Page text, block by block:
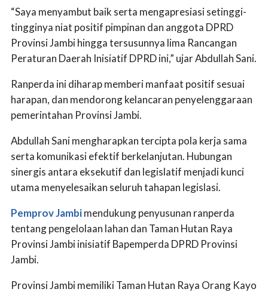
“Saya menyambut baik serta mengapresiasi setinggi-
tingginya niat positif pimpinan dan anggota DPRD
Provinsi Jambi hingga tersusunnya lima Rancangan
Peraturan Daerah Inisiatif DPRD ini,” ujar Abdullah Sani.
Ranperda ini diharap memberi manfaat positif sesuai
harapan, dan mendorong kelancaran penyelenggaraan
pemerintahan Provinsi Jambi.
Abdullah Sani mengharapkan tercipta pola kerja sama
serta komunikasi efektif berkelanjutan. Hubungan
sinergis antara eksekutif dan legislatif menjadi kunci
utama menyelesaikan seluruh tahapan legislasi.
Pemprov Jambimendukung penyusunan ranperda
tentang pengelolaan lahan dan Taman Hutan Raya
Provinsi Jambi inisiatif Bapemperda DPRD Provinsi
Jambi.
Provinsi Jambi memiliki Taman Hutan Raya Orang Kayo